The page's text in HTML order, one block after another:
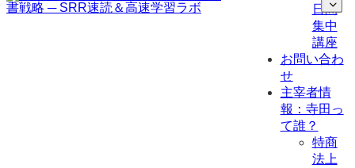
日間
集中
講座
お問い合わ
せ
主宰者情
報：寺田っ
て誰？
特商
法上